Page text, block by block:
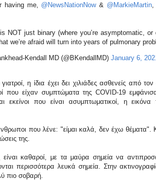
having me, @NewsNationNow& @MarkieMartin,
NOT just binary (where you’re asymptomatic,
we’re afraid will turn into years of pulmonary
Kendall MD (@BKendallMD) January 6,
η ίδια έχει δει χιλιάδες ασθενείς από
που είχαν συμπτώματα της COVID-19
εκείνοι που είναι ασυμπτωματικοί, η
που λένε: "είμαι καλά, δεν έχω θέματα".
της.
είναι καθαροί, με τα μαύρα σημεία να
περισσότερα λευκά σημεία. Στην
πιο σοβαρή.